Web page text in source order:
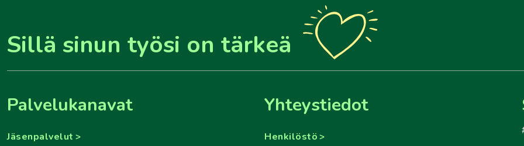
Sillä sinun työsi on tärkeä
Palvelukanavat
Jäsenpalvelut
Yhteystiedot
Henkilöstö